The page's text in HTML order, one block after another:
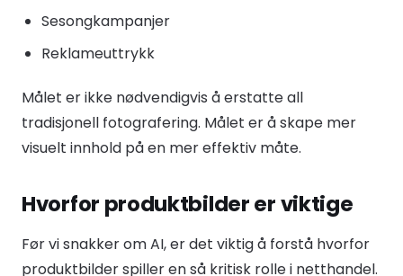
Sesongkampanjer
Reklameuttrykk
Målet er ikke nødvendigvis å erstatte all
tradisjonell fotografering. Målet er å skape mer
visuelt innhold på en mer effektiv måte.
Hvorfor produktbilder er viktige
Før vi snakker om AI, er det viktig å forstå hvorfor
produktbilder spiller en så kritisk rolle i netthandel.